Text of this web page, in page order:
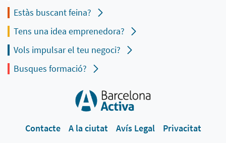
Estàs buscant feina?
Tens una idea emprenedora?
Vols impulsar el teu negoci?
Busques formació?
Contacte A la ciutat Avís Legal Privacitat